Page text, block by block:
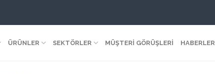
ÜRÜNLER SEKTÖRLER MÜŞTERİ GÖRÜŞLERİ HABERLER